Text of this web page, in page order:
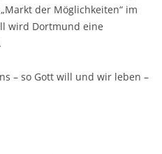
der Möglichkeiten“ im
wird Dortmund eine
– so Gott will und wir leben –